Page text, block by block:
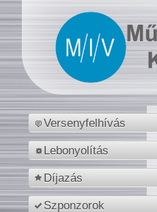
Versenyfelhívás
Lebonyolítás
Díjazás
Szponzorok